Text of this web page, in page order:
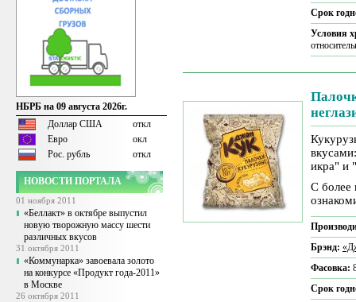
НБРБ на 09 августа 2026г.
Доллар США
откл
Евро
окл
Рос. рубль
откл
НОВОСТИ ПОРТАЛА
01 ноября 2011
«Беллакт» в октябре выпустил
новую творожную массу шести
различных вкусов
31 октября 2011
«Коммунарка» завоевала золото
на конкурсе «Продукт года-2011»
в Москве
26 октября 2011
Срок
Условия
икра" и
С более
Брэнд:
Фасовка:
Срок